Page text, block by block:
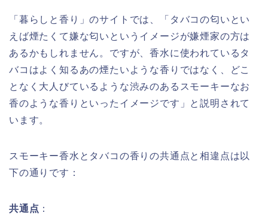
「暮らしと香り」のサイトでは、「タバコの匂いとい
えば煙たくて嫌な匂いというイメージが嫌煙家の方は
あるかもしれません。ですが、香水に使われているタ
バコはよく知るあの煙たいような香りではなく、どこ
となく大人びているような渋みのあるスモーキーなお
香のような香りといったイメージです」と説明されて
います。
スモーキー香水とタバコの香りの共通点と相違点は以
下の通りです：
共通点 ：